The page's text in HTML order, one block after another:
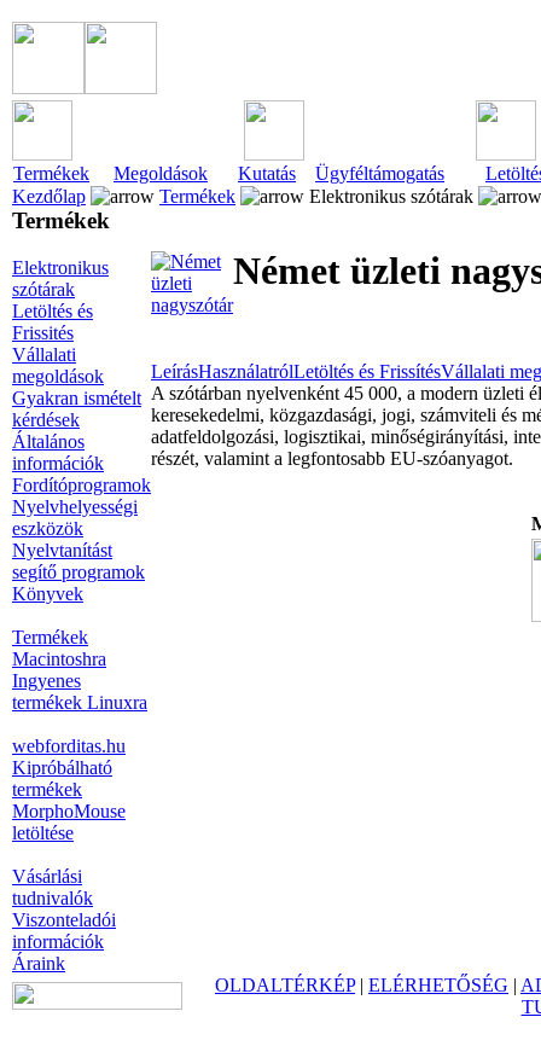
Termékek Megoldások Kutatás Ügyféltámogatás
Kezdőlap
Termékek Elektronikus szótárak
Termékek
Elektronikus
szótárak
Letöltés és
Frissités
Vállalati
megoldások
Gyakran ismételt
kérdések
Általános
információk
Fordítóprogramok
Nyelvhelyességi
eszközök
Nyelvtanítást
segítő programok
Könyvek
Termékek
Macintoshra
Ingyenes
termékek Linuxra
webforditas.hu
Kipróbálható
termékek
MorphoMouse
letöltése
Vásárlási
tudnivalók
Viszonteladói
információk
Áraink
Német üzleti
LeírásHasználatrólLetöltés és FrissítésVállalati
A szótárban nyelvenként 45 000, a modern üzleti
keresekedelmi, közgazdasági, jogi, számviteli és
adatfeldolgozási, logisztikai, minőségirányítási,
részét, valamint a legfontosabb EU-szóanyagot.
OLDALTÉRKÉP| ELÉRHETŐSÉG |